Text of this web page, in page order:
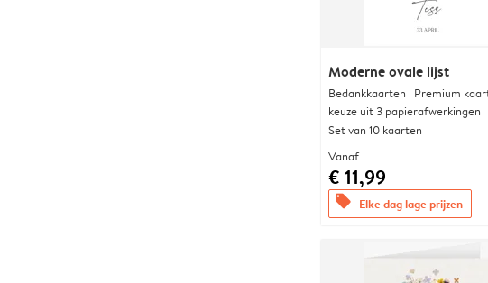
Moderne ovale lijst
Bedankkaarten | Premium
keuze uit 3 papierafwerkingen
Set van 10 kaarten
Vanaf
€ 11,99
offers Elke dag lage prijzen